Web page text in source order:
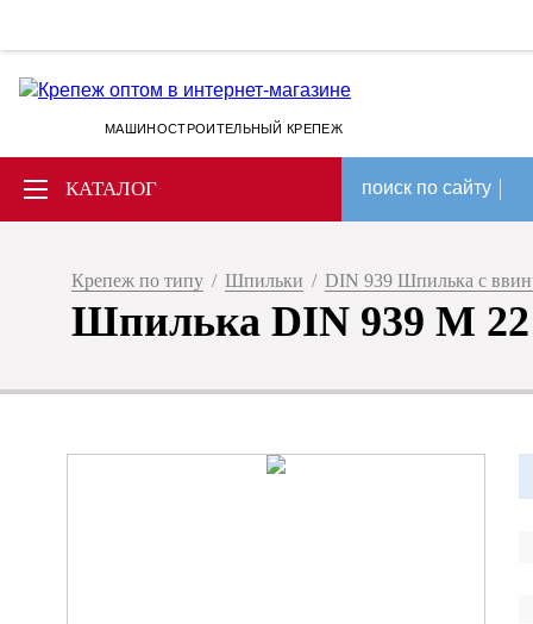
МАШИНОСТРОИТЕЛЬНЫЙ КРЕПЕЖ
КАТАЛОГ поиск по сайту
Крепеж по типу / Шпильки / DIN 939 Шпилька с
Шпилька DIN 939 M